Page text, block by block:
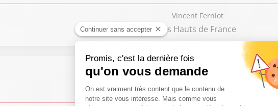
Vincent Ferniot
Les Hauts de France
Chronique:
PAS BÊTES LES VACANCES